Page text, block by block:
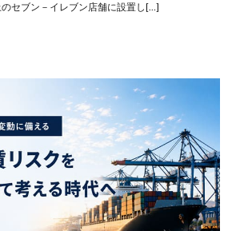
セブン－イレブン店舗に設置し[…]